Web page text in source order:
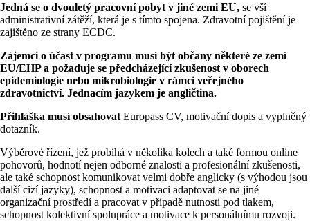
Jedná se o dvouletý pracovní pobyt v jiné zemi EU, se vší
administrativní zátěží, která je s tímto spojena. Zdravotní pojištění je
zajištěno ze strany ECDC.
Zájemci o účast v programu musí být občany některé ze zemí
EU/EHP a požaduje se předcházející zkušenost v oborech
epidemiologie nebo mikrobiologie v rámci veřejného
zdravotnictví. Jednacím jazykem je angličtina.
Přihláška musí obsahovat Europass CV, motivační dopis a vyplněný
dotazník.
Výběrové řízení, jež probíhá v několika kolech a také formou online
pohovorů, hodnotí nejen odborné znalosti a profesionální zkušenosti,
ale také schopnost komunikovat velmi dobře anglicky (s výhodou jsou
další cizí jazyky), schopnost a motivaci adaptovat se na jiné
organizační prostředí a pracovat v případě nutnosti pod tlakem,
schopnost kolektivní spolupráce a motivace k personálnímu rozvoji.